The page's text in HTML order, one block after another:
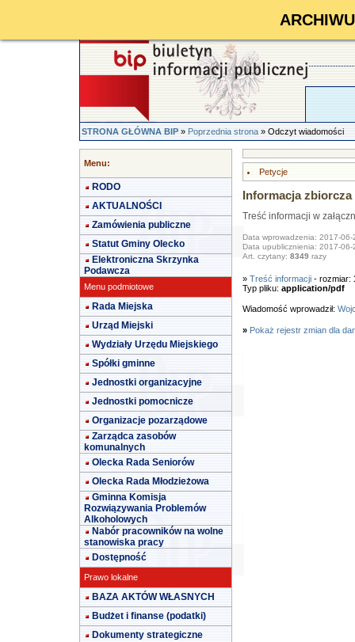
STRONA GŁÓWNA BIP»Poprzednia strona» Odczyt wiadomości
Menu:
RODO
AKTUALNOŚCI
Zamówienia publiczne
Statut Gminy Olecko
Elektroniczna Skrzynka
Podawcza
Menu podmiotowe
Rada Miejska
Urząd Miejski
Wydziały Urzędu Miejskiego
Spółki gminne
Jednostki organizacyjne
Jednostki pomocnicze
Organizacje pozarządowe
Zarządca zasobów
komunalnych
Olecka Rada Seniorów
Olecka Rada Młodzieżowa
Gminna Komisja
Rozwiązywania Problemów
Alkoholowych
Nabór pracowników na wolne
stanowiska pracy
Dostępność
Prawo lokalne
BAZA AKTÓW WŁASNYCH
Budżet i finanse (podatki)
Dokumenty strategiczne
Petycje
Informacja
Treść informacji w
Data wprowadzenia: 2017-06-
Data upublicznienia: 2017-06-
Art. czytany: 8349 razy
» Treść informacji- rozmiar:
Typ pliku: application/pdf
Wiadomość wprowadził:
» Pokaż rejestr zmian dla